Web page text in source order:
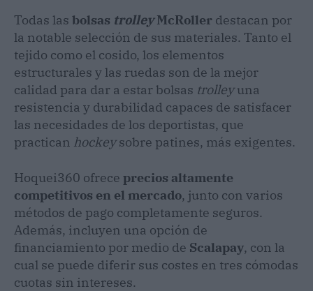
Todas las bolsas trolleyMcRoller destacan por
la notable selección de sus materiales. Tanto el
tejido como el cosido, los elementos
estructurales y las ruedas son de la mejor
calidad para dar a estar bolsas trolleyuna
resistencia y durabilidad capaces de satisfacer
las necesidades de los deportistas, que
practican hockeysobre patines, más exigentes.
Hoquei360 ofrece precios altamente
competitivos en el mercado, junto con varios
métodos de pago completamente seguros.
Además, incluyen una opción de
financiamiento por medio de Scalapay, con la
cual se puede diferir sus costes en tres cómodas
cuotas sin intereses.